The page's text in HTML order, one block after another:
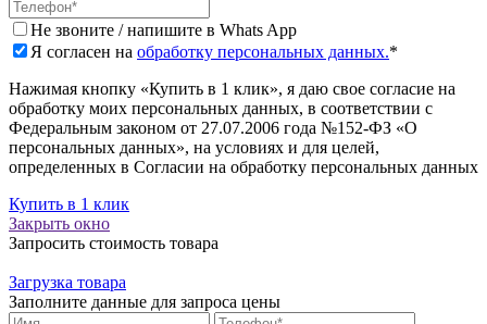
Не звоните / напишите в Whats App
Я согласен на обработку персональных данных.*
Нажимая кнопку «Купить в 1 клик», я даю свое согласие на
обработку моих персональных данных, в соответствии с
Федеральным законом от 27.07.2006 года №152-ФЗ «О
персональных данных», на условиях и для целей,
определенных в Согласии на обработку персональных данных
Купить в 1 клик
Закрыть окно
Запросить стоимость товара
Загрузка товара
Заполните данные для запроса цены